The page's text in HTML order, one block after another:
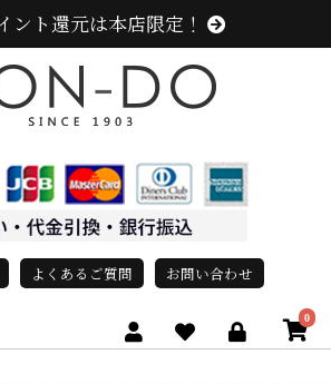
ント還元は本店限定！
よくあるご質問 お問い合わせ
0